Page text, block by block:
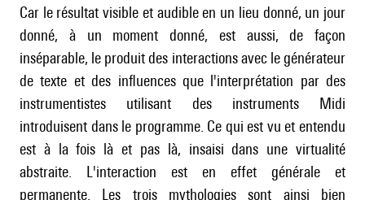
Car le résultat visible et audible en un lieu donné, un jour
donné, à un moment donné, est aussi, de façon
inséparable, le produit des interactions avec le générateur
de texte et des influences que l'interprétation par des
instrumentistes utilisant des instruments Midi
introduisent dans le programme. Ce qui est vu et entendu
est à la fois là et pas là, insaisi dans une virtualité
abstraite. L'interaction est en effet générale et
permanente. Les trois mythologies sont ainsi bien